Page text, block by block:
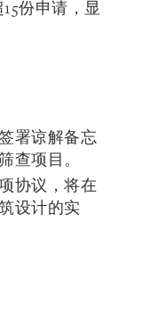
份申请，显
署谅解备忘
查项目。
协议，将在
设计的实